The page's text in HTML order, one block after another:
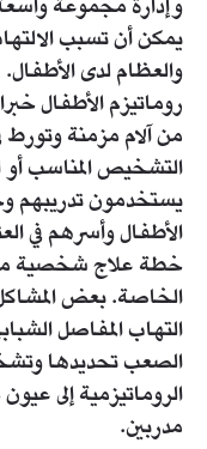
وإدارة مجموعة
يمكن أن تسبب
والعظام لدى
روماتيزم الأطفال
من آلام مزمنة وتورط
التشخيص المناسب
يستخدمون تدريبهم
الأطفال وأسرهم في
خطة علاج شخصية
الخاصة. بعض
التهاب المفاصل
الصعب تحديدها
الروماتيزمية إلى
مدربين.